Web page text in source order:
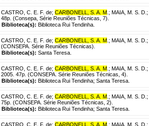
CASTRO, C. E. F. de; CARBONELL, S. A. M ; MAIA, M. S. D. ;
48p. (Consepa, Série Reuniões Técnicas, 7).
Biblioteca(s): Biblioteca Rui Tendinha.
CASTRO, C. E. F. de; CARBONELL, S. A. M ; MAIA, M. S. D. ;
(CONSEPA. Série Reuniões Técnicas).
Biblioteca(s): Santa Teresa.
CASTRO, C. E. F. de; CARBONELL, S. A. M ; MAIA, M. S. D. ;
2005. 47p. (CONSEPA. Série Reuniões Técnicas, 4).
Biblioteca(s): Biblioteca Rui Tendinha; Santa Teresa.
CASTRO, C. E. F. de; CARBONELL, S. A. M ; MAIA, M. S. D. ;
75p. (CONSEPA. Série Reuniões Técnicas, 2).
Biblioteca(s): Biblioteca Rui Tendinha; Santa Teresa.
CASTRO, C. E. F. de; CARBONELL, S. A. M ; MAIA, M. S. D. ;